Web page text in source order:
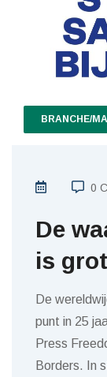
BRANCHE/
0
De
is
De
punt in 25
Press
Borders. In